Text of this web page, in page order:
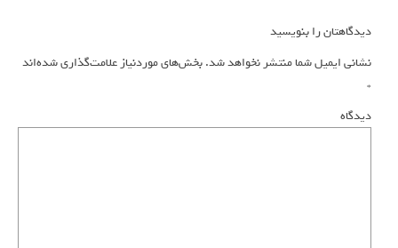
دیدگاهتان را بنویسید
نشانی ایمیل شما منتشر نخواهد شد.بخش‌های موردنیاز علامت‌گذاری شده‌اند
*
دیدگاه